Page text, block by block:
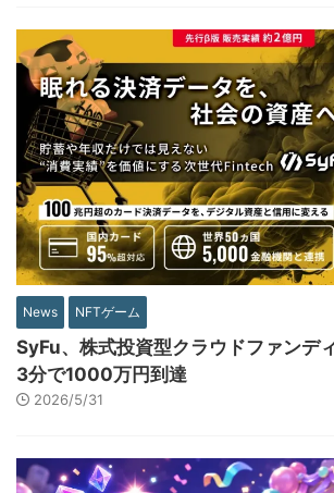
News NFTゲーム
SyFu、株式投資型クラウドファンデ
3分で1000万円到達
2026/5/31